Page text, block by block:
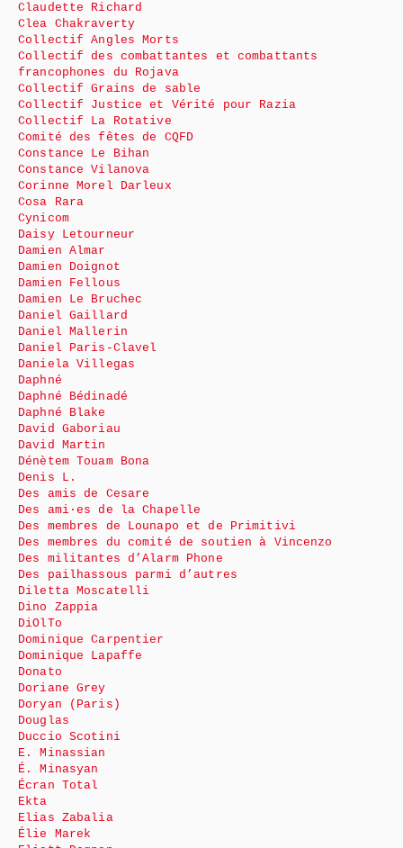
Claudette Richard
Clea Chakraverty
Collectif Angles Morts
Collectif des combattantes et combattants
francophones du Rojava
Collectif Grains de sable
Collectif Justice et Vérité pour Razia
Collectif La Rotative
Comité des fêtes de CQFD
Constance Le Bihan
Constance Vilanova
Corinne Morel Darleux
Cosa Rara
Cynicom
Daisy Letourneur
Damien Almar
Damien Doignot
Damien Fellous
Damien Le Bruchec
Daniel Gaillard
Daniel Mallerin
Daniel Paris-Clavel
Daniela Villegas
Daphné
Daphné Bédinadé
Daphné Blake
David Gaboriau
David Martin
Dénètem Touam Bona
Denis L.
Des amis de Cesare
Des ami·es de la Chapelle
Des membres de Lounapo et de Primitivi
Des membres du comité de soutien à Vincenzo
Des militantes d’Alarm Phone
Des pailhassous parmi d’autres
Diletta Moscatelli
Dino Zappia
DiOlTo
Dominique Carpentier
Dominique Lapaffe
Donato
Doriane Grey
Doryan (Paris)
Douglas
Duccio Scotini
E. Minassian
É. Minasyan
Écran Total
Ekta
Elias Zabalia
Élie Marek